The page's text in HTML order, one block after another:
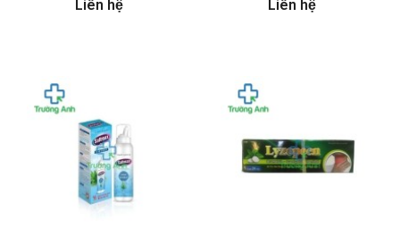
Liên hệ Liên hệ